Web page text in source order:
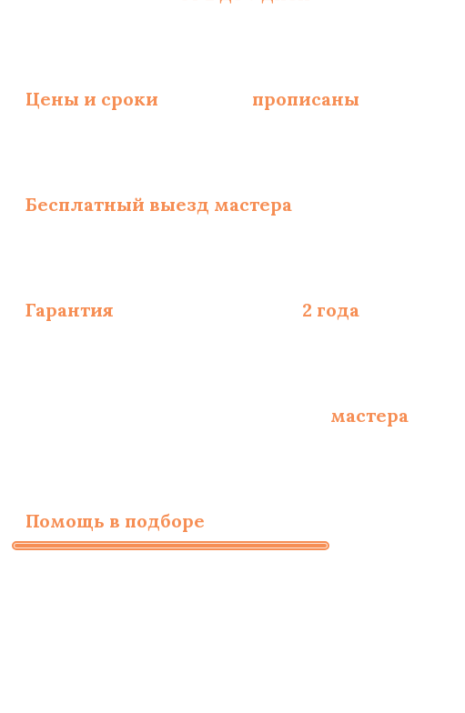
Цены и сроки прописаны
Бесплатный выезд мастера
Гарантия 2 года
мастера
Помощь в подборе